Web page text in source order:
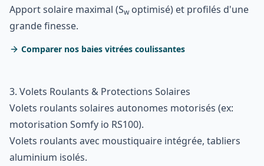
Apport solaire maximal (Swoptimisé) et profilés d'une
grande finesse.
Comparer nos baies vitrées coulissantes
3. Volets Roulants & Protections Solaires
Volets roulants solaires autonomes motorisés (ex:
motorisation Somfy io RS100).
Volets roulants avec moustiquaire intégrée, tabliers
aluminium isolés.